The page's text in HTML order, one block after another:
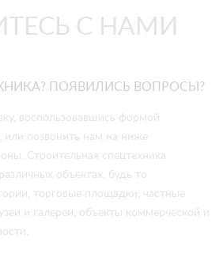
С НАМИ
ПОЯВИЛИСЬ ВОПРОСЫ?
воспользовавшись формой
или позвонить нам на ниже
Строительная спецтехника
объектах, будь то
торговые площадки, частные
и галереи, объекты коммерческой и